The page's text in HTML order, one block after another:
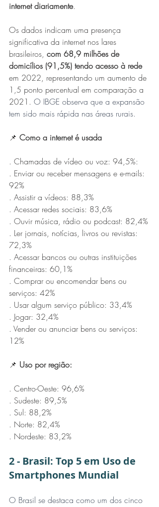
internet diariamente.
Os dados indicam uma presença
significativa da internet nos lares
brasileiros, com 68,9 milhões de
domicílios (91,5%) tendo acesso à rede
em 2022, representando um aumento de
1,5 ponto percentual em comparação a
2021. O IBGE observa que a expansão
tem sido mais rápida nas áreas rurais.
📌 Como a internet é usada
. Chamadas de vídeo ou voz: 94,5%:
. Enviar ou receber mensagens e e-mails:
92%
. Assistir a vídeos: 88,3%
. Acessar redes sociais: 83,6%
. Ouvir música, rádio ou podcast: 82,4%
. Ler jornais, notícias, livros ou revistas:
72,3%
. Acessar bancos ou outras instituições
financeiras: 60,1%
. Comprar ou encomendar bens ou
serviços: 42%
. Usar algum serviço público: 33,4%
. Jogar: 32,4%
. Vender ou anunciar bens ou serviços:
12%
📌 Uso por região:
. Centro-Oeste: 96,6%
. Sudeste: 89,5%
. Sul: 88,2%
. Norte: 82,4%
. Nordeste: 83,2%
2 - Brasil: Top 5 em Uso de
Smartphones Mundial
O Brasil se destaca como um dos cinco